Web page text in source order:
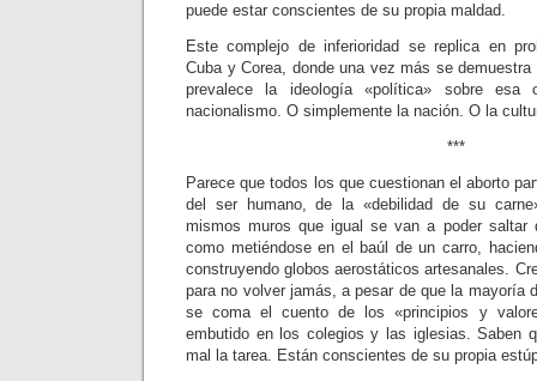
puede estar conscientes de su propia maldad.
Este complejo de inferioridad se replica en
Cuba y Corea, donde una vez más se
prevalece la ideología «política» sobre
nacionalismo. O simplemente la nación. O la
***
Parece que todos los que cuestionan el aborto
del ser humano, de la «debilidad de su
mismos muros que igual se van a poder saltar
como metiéndose en el baúl de un carro,
construyendo globos aerostáticos artesanales.
para no volver jamás, a pesar de que la mayoría
se coma el cuento de los «principios y
embutido en los colegios y las iglesias. Saben
mal la tarea. Están conscientes de su propia